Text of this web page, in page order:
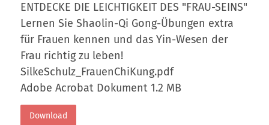
ENTDECKE DIE LEICHTIGKEIT DES "FRAU-SEINS"
Lernen Sie Shaolin-Qi Gong-Übungen extra
für Frauen kennen und das Yin-Wesen der
Frau richtig zu leben!
SilkeSchulz_FrauenChiKung.pdf
Adobe Acrobat Dokument 1.2 MB
Download